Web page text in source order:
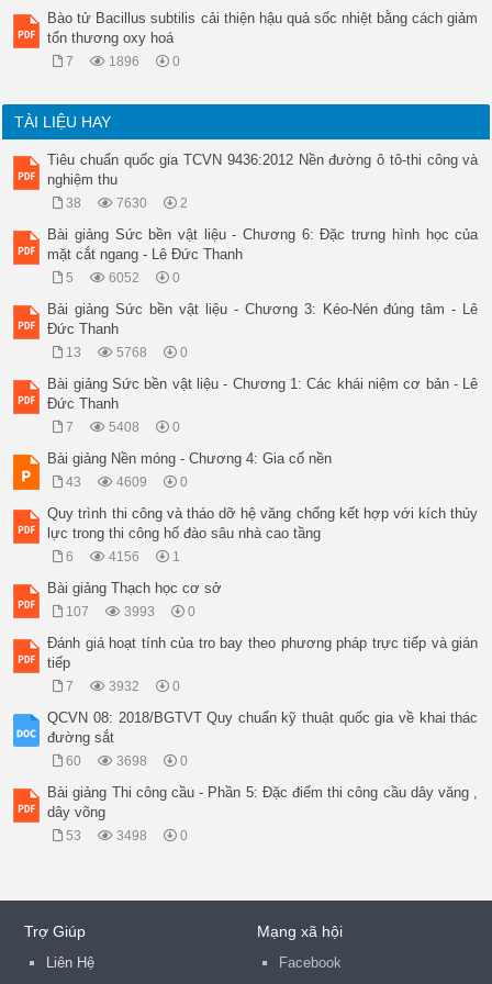
Bào tử Bacillus subtilis cải thiện hậu quả sốc nhiệt bằng cách giảm
tổn thương oxy hoá
7 1896 0
TÀI LIỆU HAY
Tiêu chuẩn quốc gia TCVN 9436:2012 Nền đường ô tô-thi công và
nghiệm thu
38 7630 2
Bài giảng Sức bền vật liệu - Chương 6: Đặc trưng hình học của
mặt cắt ngang - Lê Đức Thanh
5 6052 0
Bài giảng Sức bền vật liệu - Chương 3: Kéo-Nén đúng tâm - Lê
Đức Thanh
13 5768 0
Bài giảng Sức bền vật liệu - Chương 1: Các khái niệm cơ bản - Lê
Đức Thanh
7 5408 0
Bài giảng Nền móng - Chương 4: Gia cố nền
43 4609 0
Quy trình thi công và tháo dỡ hệ văng chống kết hợp với kích thủy
lực trong thi công hố đào sâu nhà cao tầng
6 4156 1
Bài giảng Thạch học cơ sở
107 3993 0
Đánh giá hoạt tính của tro bay theo phương pháp trực tiếp và gián
tiếp
7 3932 0
QCVN 08: 2018/BGTVT Quy chuẩn kỹ thuật quốc gia về khai thác
đường sắt
60 3698 0
Bài giảng Thi công cầu - Phần 5: Đặc điểm thi công cầu dây văng ,
dây võng
53 3498 0
Trợ Giúp
Liên Hệ
Mạng xã hội
Facebook